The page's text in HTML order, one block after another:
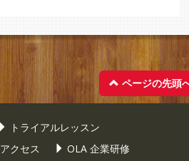
ページの先頭
トライアルレッスン
アクセス OLA 企業研修